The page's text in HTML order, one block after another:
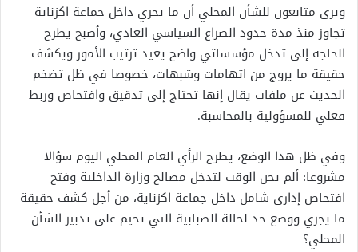
ويرى متابعون للشأن المحلي أن ما يجري داخل جماعة اكزناية
تجاوز منذ مدة حدود الصراع السياسي العادي، وأصبح يطرح
الحاجة إلى تدخل مؤسساتي واضح يعيد ترتيب الأمور ويكشف
حقيقة ما يروج من اتهامات وشبهات، خصوصا في ظل تضخم
الحديث عن ملفات يقال إنها تحتاج إلى تدقيق وافتحاص وربط
فعلي للمسؤولية بالمحاسبة.
وفي ظل هذا الوضع، يطرح الرأي العام المحلي اليوم سؤالا
مشروعا: ألم يحن الوقت لتدخل مصالح وزارة الداخلية وفتح
افتحاص إداري شامل داخل جماعة اكزناية، من أجل كشف حقيقة
ما يجري ووضع حد لحالة الضبابية التي تخيم على تدبير الشأن
المحلي؟